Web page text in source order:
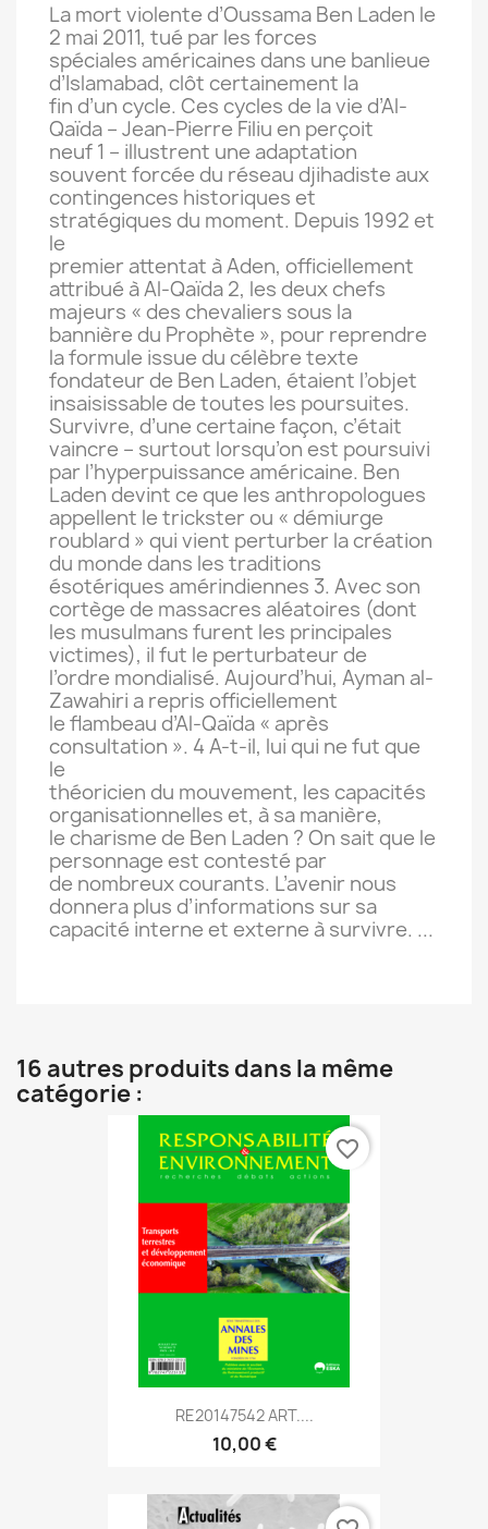
La mort violente d’Oussama Ben Laden le
2 mai 2011, tué par les forces
spéciales américaines dans une banlieue
d’Islamabad, clôt certainement la
fin d’un cycle. Ces cycles de la vie d’Al-
Qaïda – Jean-Pierre Filiu en perçoit
neuf 1 – illustrent une adaptation
souvent forcée du réseau djihadiste aux
contingences historiques et
stratégiques du moment. Depuis 1992 et
le
premier attentat à Aden, officiellement
attribué à Al-Qaïda 2, les deux chefs
majeurs « des chevaliers sous la
bannière du Prophète », pour reprendre
la formule issue du célèbre texte
fondateur de Ben Laden, étaient l’objet
insaisissable de toutes les poursuites.
Survivre, d’une certaine façon, c’était
vaincre – surtout lorsqu’on est poursuivi
par l’hyperpuissance américaine. Ben
Laden devint ce que les anthropologues
appellent le trickster ou « démiurge
roublard » qui vient perturber la création
du monde dans les traditions
ésotériques amérindiennes 3. Avec son
cortège de massacres aléatoires (dont
les musulmans furent les principales
victimes), il fut le perturbateur de
l’ordre mondialisé. Aujourd’hui, Ayman al-
Zawahiri a repris officiellement
le flambeau d’Al-Qaïda « après
consultation ». 4 A-t-il, lui qui ne fut que
le
théoricien du mouvement, les capacités
organisationnelles et, à sa manière,
le charisme de Ben Laden ? On sait que le
personnage est contesté par
de nombreux courants. L’avenir nous
donnera plus d’informations sur sa
capacité interne et externe à survivre. ...
16 autres produits dans la même
catégorie :
RE20147542 ART....
10,00 €
favorite_border